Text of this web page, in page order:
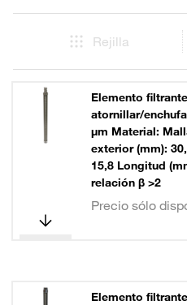
Rejilla
Elemento
atornillar/
µm Material:
exterior (mm):
15,8 Longitud
relación β >2
Precio sólo
Elemento